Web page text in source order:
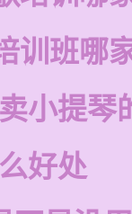
训班哪
小提琴
好处